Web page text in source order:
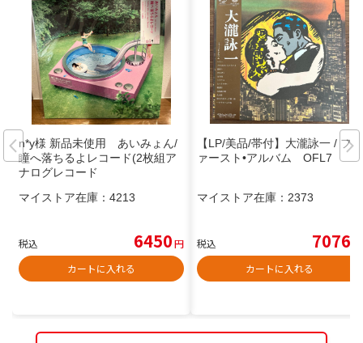
n*y様 新品未使用 あいみょん/
瞳へ落ちるよレコード(2枚組ア
ナログレコード
マイストア在庫： 4213
税込 6450円
カートに入れる
【LP/美品/帯付】大瀧詠一 / フ
ァースト•アルバム OFL7
マイストア在庫： 2373
税込 7076
カートに入れる